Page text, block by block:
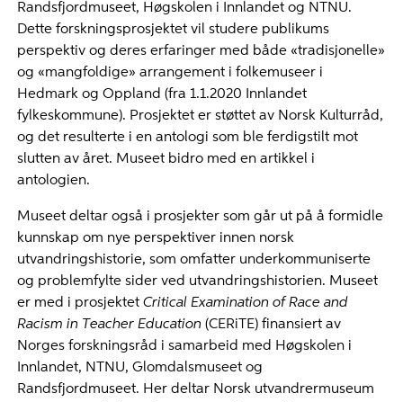
Randsfjordmuseet, Høgskolen i Innlandet og NTNU.
Dette forskningsprosjektet vil studere publikums
perspektiv og deres erfaringer med både «tradisjonelle»
og «mangfoldige» arrangement i folkemuseer i
Hedmark og Oppland (fra 1.1.2020 Innlandet
fylkeskommune). Prosjektet er støttet av Norsk Kulturråd,
og det resulterte i en antologi som ble ferdigstilt mot
slutten av året. Museet bidro med en artikkel i
antologien.
Museet deltar også i prosjekter som går ut på å formidle
kunnskap om nye perspektiver innen norsk
utvandringshistorie, som omfatter underkommuniserte
og problemfylte sider ved utvandringshistorien. Museet
er med i prosjektetCritical Examination of Race and
Racism in Teacher Education (CERiTE) finansiert av
Norges forskningsråd i samarbeid med Høgskolen i
Innlandet, NTNU, Glomdalsmuseet og
Randsfjordmuseet. Her deltar Norsk utvandrermuseum